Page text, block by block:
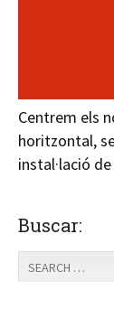
Centrem els
horitzontal,
instal·lació
Buscar: